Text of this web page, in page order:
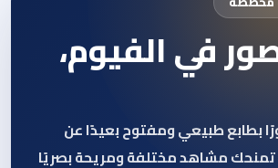
في الفيوم،
بطابع طبيعي ومفتوح بعيدًا عن
تمنحك مشاهد مختلفة ومريحة بصريًا